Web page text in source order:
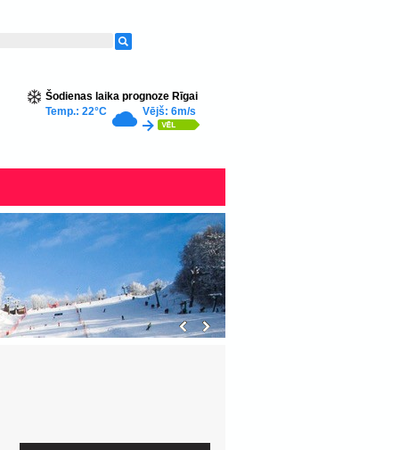
Šodienas laika prognoze Rīgai
Temp.: 22°C
Vējš: 6m/s